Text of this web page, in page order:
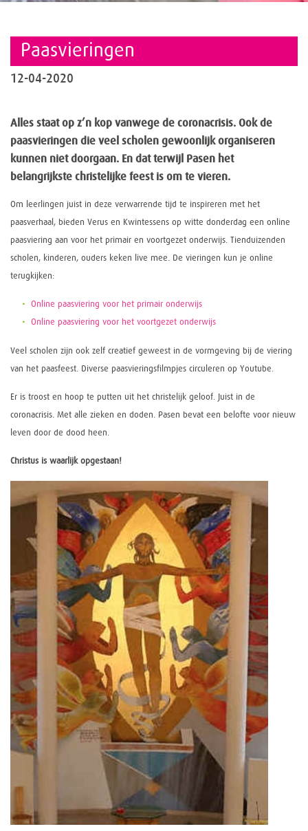
Paasvieringen
12-04-2020
Alles staat op z’n kop vanwege de coronacrisis. Ook de
paasvieringen die veel scholen gewoonlijk organiseren
kunnen niet doorgaan. En dat terwijl Pasen het
belangrijkste christelijke feest is om te vieren.
Om leerlingen juist in deze verwarrende tijd te inspireren met het
paasverhaal, bieden Verus en Kwintessens op witte donderdag een online
paasviering aan voor het primair en voortgezet onderwijs. Tienduizenden
scholen, kinderen, ouders keken live mee. De vieringen kun je online
terugkijken:
Online paasviering voor het primair onderwijs
Online paasviering voor het voortgezet onderwijs
Veel scholen zijn ook zelf creatief geweest in de vormgeving bij de viering
van het paasfeest. Diverse paasvieringsfilmpjes circuleren op Youtube.
Er is troost en hoop te putten uit het christelijk geloof. Juist in de
coronacrisis. Met alle zieken en doden. Pasen bevat een belofte voor nieuw
leven door de dood heen.
Christus is waarlijk opgestaan!